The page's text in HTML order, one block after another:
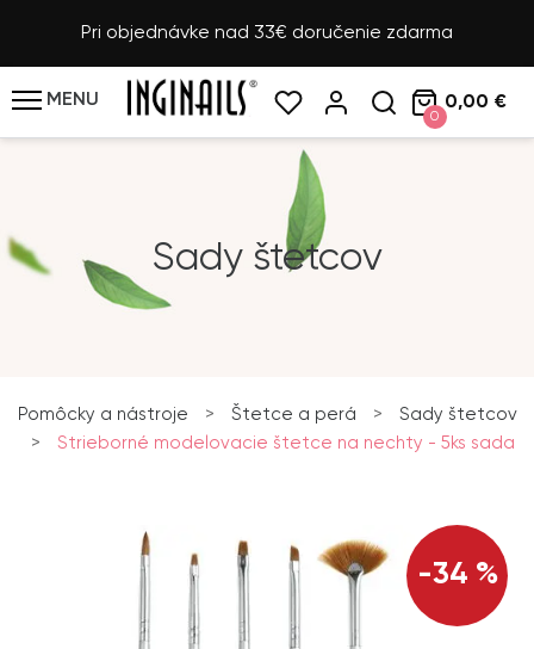
Pri objednávke nad 33€ doručenie zdarma
MENU
0
0,00 €
Sady štetcov
Pomôcky a nástroje > Štetce a perá >
Sady štetcov
>
Strieborné modelovacie štetce na nechty - 5ks sada
-34 %